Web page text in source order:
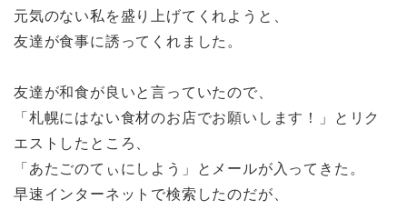
元気のない私を盛り上げてくれようと、
友達が食事に誘ってくれました。
友達が和食が良いと言っていたので、
「札幌にはない食材のお店でお願いします！」とリク
エストしたところ、
「あたごのてぃにしよう」とメールが入ってきた。
早速インターネットで検索したのだが、